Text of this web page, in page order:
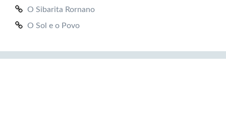
O Sibarita Rornano
O Sol e o Povo